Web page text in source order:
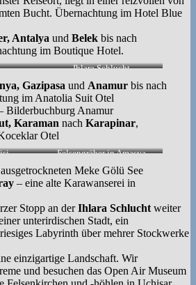
Bucht. Übernachtung im Hotel Blue
Antalya und Belek bis nach
im Boutique Hotel.
Ihlara Schlucht
Gazipasa und Anamur bis nach
im Anatolia Suit Otel
Bilderbuchburg Anamur
Karaman nach Karapinar,
Otel
Felsengräber in Amasya
Meke Gölü See
– eine alte Karawanserei in
Stopp an derIhlara Schlucht weiter
unterirdischen Stadt, ein
Labyrinth über mehrer Stockwerke
einzigartige Landschaft. Wir
und besuchen das Open Air Museum